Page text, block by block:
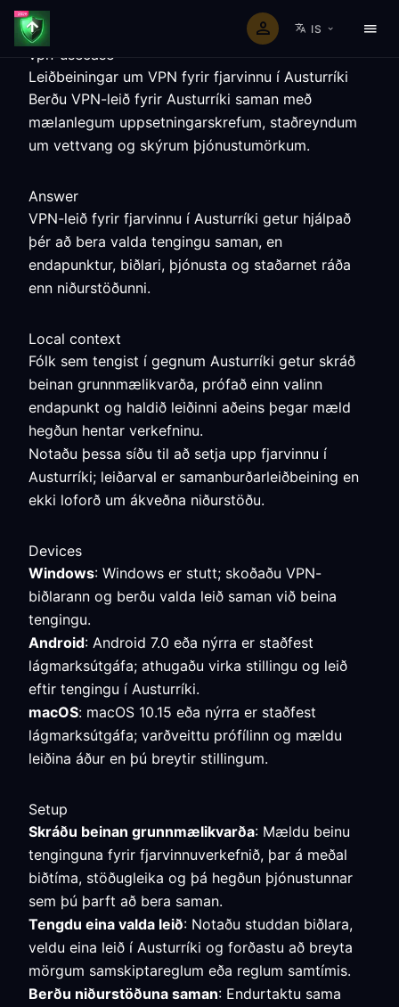
IS
vpn-usecase
Leiðbeiningar um VPN fyrir fjarvinnu í Austurríki
Berðu VPN-leið fyrir Austurríki saman með
mælanlegum uppsetningarskrefum, staðreyndum
um vettvang og skýrum þjónustumörkum.
Answer
VPN-leið fyrir fjarvinnu í Austurríki getur hjálpað
þér að bera valda tengingu saman, en
endapunktur, biðlari, þjónusta og staðarnet ráða
enn niðurstöðunni.
Local context
Fólk sem tengist í gegnum Austurríki getur skráð
beinan grunnmælikvarða, prófað einn valinn
endapunkt og haldið leiðinni aðeins þegar mæld
hegðun hentar verkefninu.
Notaðu þessa síðu til að setja upp fjarvinnu í
Austurríki; leiðarval er samanburðarleiðbeining en
ekki loforð um ákveðna niðurstöðu.
Devices
Windows: Windows er stutt; skoðaðu VPN-
biðlarann og berðu valda leið saman við beina
tengingu.
Android: Android 7.0 eða nýrra er staðfest
lágmarksútgáfa; athugaðu virka stillingu og leið
eftir tengingu í Austurríki.
macOS: macOS 10.15 eða nýrra er staðfest
lágmarksútgáfa; varðveittu prófílinn og mældu
leiðina áður en þú breytir stillingum.
Setup
Skráðu beinan grunnmælikvarða: Mældu beinu
tenginguna fyrir fjarvinnuverkefnið, þar á meðal
biðtíma, stöðugleika og þá hegðun þjónustunnar
sem þú þarft að bera saman.
Tengdu eina valda leið: Notaðu studdan biðlara,
veldu eina leið í Austurríki og forðastu að breyta
mörgum samskiptareglum eða reglum samtímis.
Berðu niðurstöðuna saman: Endurtaktu sama